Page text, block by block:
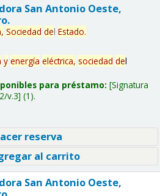
San Antonio Oeste,
Sociedad del Estado.
y energía eléctrica, sociedad del
para préstamo: Signatura
v.3 (1).
reserva
al carrito
San Antonio Oeste,